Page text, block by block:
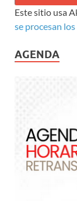
Este sitio usa
se procesan
AGENDA